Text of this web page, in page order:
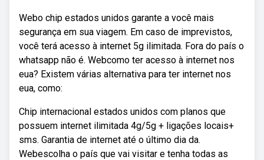
Webo chip estados unidos garante a você mais
segurança em sua viagem. Em caso de imprevistos,
você terá acesso à internet 5g ilimitada. Fora do país o
whatsapp não é. Webcomo ter acesso à internet nos
eua? Existem várias alternativa para ter internet nos
eua, como:
Chip internacional estados unidos com planos que
possuem internet ilimitada 4g/5g + ligações locais+
sms. Garantia de internet até o último dia da.
Webescolha o país que vai visitar e tenha todas as